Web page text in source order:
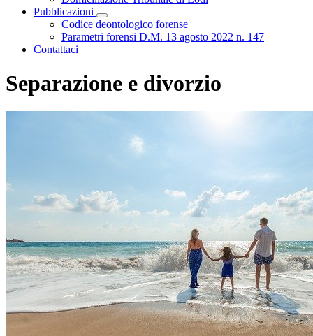
Pubblicazioni
Toggle Dropdown
Codice deontologico forense
Parametri forensi D.M. 13 agosto 2022 n. 147
Contattaci
Separazione e divorzio